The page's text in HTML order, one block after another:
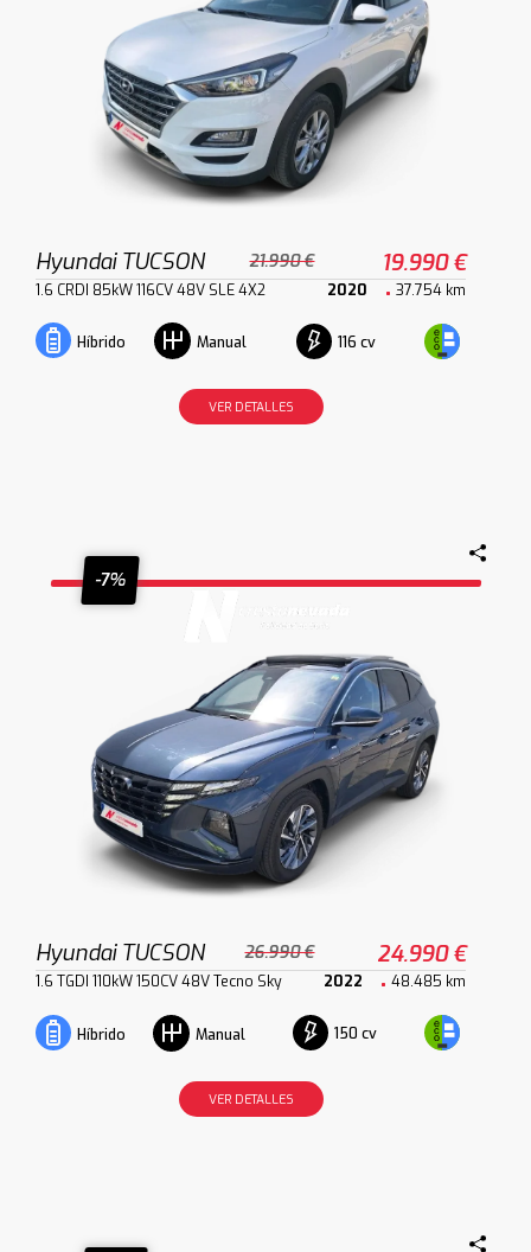
Hyundai TUCSON 21.990 € 19.990 €
1.6 CRDI 85kW 116CV 48V SLE 4X2 2020 37.754 km
Híbrido Manual 116 cv
VER DETALLES
-7%
Hyundai TUCSON 26.990 € 24.990 €
1.6 TGDI 110kW 150CV 48V Tecno Sky 2022 48.485 km
Híbrido Manual 150 cv
VER DETALLES